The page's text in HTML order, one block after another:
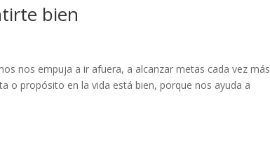
bien
nos empuja a ir afuera, a alcanzar metas cada vez más
o propósito en la vida está bien, porque nos ayuda a